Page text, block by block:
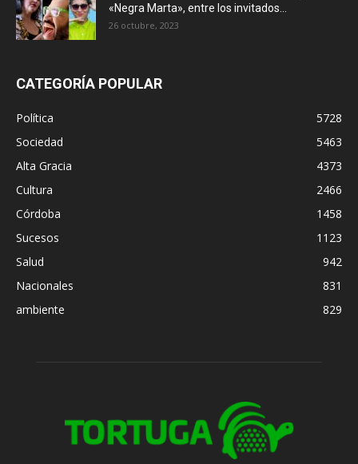
«Negra Marta», entre los invitados...
26 octubre, 2023
CATEGORÍA POPULAR
Política
5728
Sociedad
5463
Alta Gracia
4373
Cultura
2466
Córdoba
1458
Sucesos
1123
Salud
942
Nacionales
831
ambiente
829